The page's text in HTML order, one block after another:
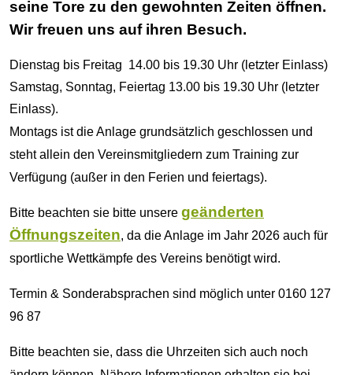
seine Tore zu den gewohnten Zeiten öffnen.
Wir freuen uns auf ihren Besuch.
Dienstag bis Freitag 14.00 bis 19.30 Uhr (letzter Einlass)
Samstag, Sonntag, Feiertag 13.00 bis 19.30 Uhr (letzter
Einlass).
Montags ist die Anlage grundsätzlich geschlossen und
steht allein den Vereinsmitgliedern zum Training zur
Verfügung (außer in den Ferien und feiertags).
Bitte beachten sie bitte unsere geänderten
Öffnungszeiten, da die Anlage im Jahr 2026 auch für
sportliche Wettkämpfe des Vereins benötigt wird.
Termin & Sonderabsprachen sind möglich unter 0160 127
96 87
Bitte beachten sie, dass die Uhrzeiten sich auch noch